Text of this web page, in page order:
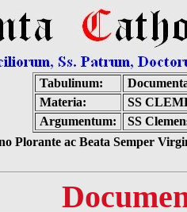
Tabulinum:
Materia:
SS
Argumentum:
SS
Plorante ac Beata Semper